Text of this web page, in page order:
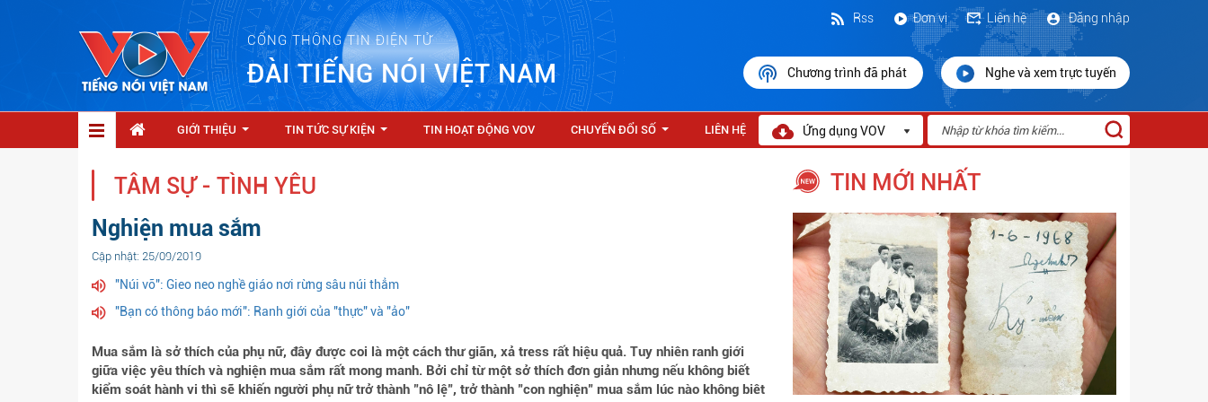
CỔNG THÔNG TIN ĐIỆN TỬ
ĐÀI TIẾNG NÓI VIỆT NAM
Đăng nhập
Liên hệ
Đơn vị
Rss
Chương trình đã phát Nghe và xem trực tuyến
GIỚI THIỆU TIN TỨC SỰ KIỆN TIN HOẠT ĐỘNG VOV CHUYỂN ĐỔI SỐ LIÊN HỆ Ứng dụng VOV
TÂM SỰ - TÌNH YÊU
Nghiện mua sắm
Cập nhật: 25/09/2019
"Núi vỡ": Gieo neo nghề giáo nơi rừng sâu núi thẳm
"Bạn có thông báo mới": Ranh giới của "thực" và "ảo"
Mua sắm là sở thích của phụ nữ, đây được coi là một cách thư giãn, xả tress rất hiệu quả. Tuy nhiên ranh giới
giữa việc yêu thích và nghiện mua sắm rất mong manh. Bởi chỉ từ một sở thích đơn giản nhưng nếu không biết
kiểm soát hành vi thì sẽ khiến người phụ nữ trở thành "nô lệ", trở thành "con nghiện" mua sắm lúc nào không biêt
TIN MỚI NHẤT